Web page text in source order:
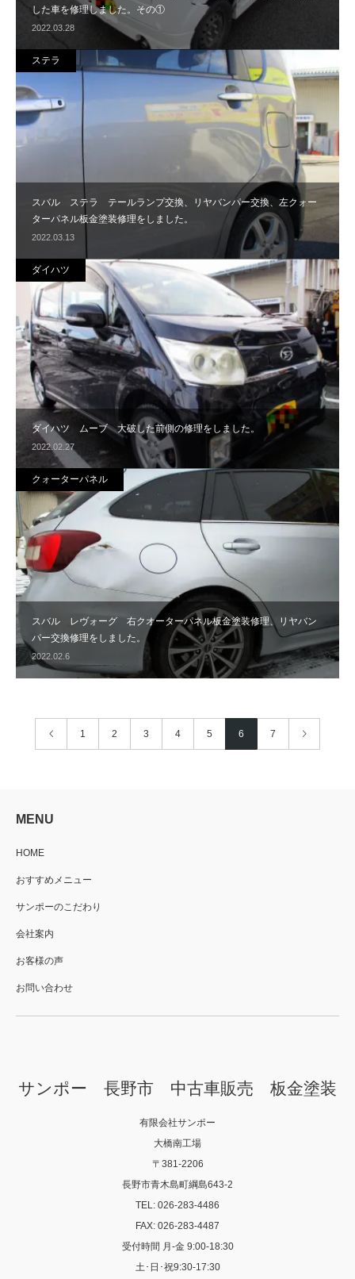
した車を修理しました。その①
2022.03.28
スバル ステラ テールランプ交換、リヤバンパー交換、左クォー
ターパネル板金塗装修理をしました。
2022.03.13
ステラ
ダイハツ ムーブ 大破した前側の修理をしました。
2022.02.27
ダイハツ
スバル レヴォーグ 右クオーターパネル板金塗装修理、リヤバン
パー交換修理をしました。
2022.02.6
クォーターパネル
1 2 3 4 5 6 7
MENU
HOME
おすすめメニュー
サンポーのこだわり
会社案内
お客様の声
お問い合わせ
サンポー 長野市 中古車販売 板金塗装
有限会社サンポー
大橋南工場
〒381-2206
長野市青木島町綱島643-2
TEL: 026-283-4486
FAX: 026-283-4487
受付時間 月-金 9:00-18:30
土･日･祝9:30-17:30